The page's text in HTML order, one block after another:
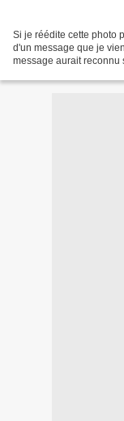
Si je réédite cette photo
d'un message que je
message aurait reconnu